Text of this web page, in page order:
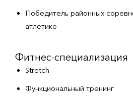
Победитель районных
атлетике
Фитнес-специализация
Stretch
Функциональный тренинг